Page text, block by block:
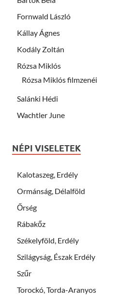
Fornwald László
Kállay Ágnes
Kodály Zoltán
Rózsa Miklós
Rózsa Miklós filmzenéi
Salánki Hédi
Wachtler June
NÉPI VISELETEK
Kalotaszeg, Erdély
Ormánság, Délalföld
Őrség
Rábakőz
Székelyföld, Erdély
Szilágyság, Észak Erdély
Szűr
Torockó, Torda-Aranyos